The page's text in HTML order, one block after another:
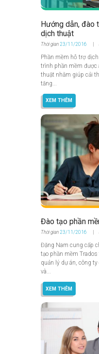
Hướng dẫn, đào
dịch thuật
Thời gian23/11/2016
Phần mềm hỗ trợ
trình phần mềm được
thuật nhằm giúp cải
tăng...
XEM THÊM
Đào tạo phần
Thời gian23/11/2016
Đặng Nam cung cấp
tạo phần mềm
quản lý dự án, công
và...
XEM THÊM